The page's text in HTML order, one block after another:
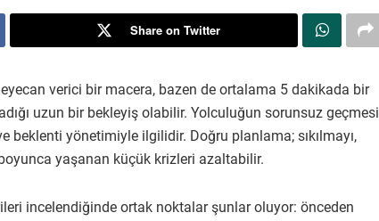
Share on Twitter
verici bir macera, bazen de ortalama 5 dakikada bir
uzun bir bekleyiş olabilir. Yolculuğun sorunsuz geçmesi
beklenti yönetimiyle ilgilidir. Doğru planlama; sıkılmayı,
yaşanan küçük krizleri azaltabilir.
incelendiğinde ortak noktalar şunlar oluyor: önceden